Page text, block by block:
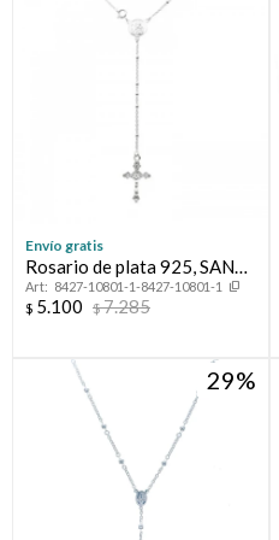
Envío gratis
Rosario de plata 925, SAN
BENITO.
8427-10801-1-8427-10801-1
$ 5.100 $7.285
29
Compromiso